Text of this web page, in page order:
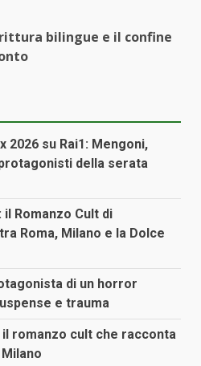
bilingue e il confine
2026 su Rai1: Mengoni,
della serata
il Romanzo Cult di
Roma, Milano e la Dolce
di un horror
e trauma
il romanzo cult che racconta